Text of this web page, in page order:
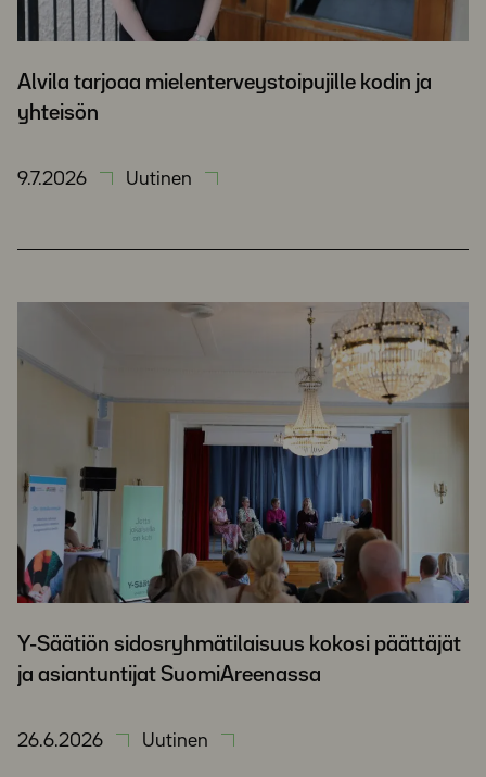
Alvila tarjoaa mielenterveystoipujille kodin ja
yhteisön
9.7.2026 Uutinen
Y-Säätiön sidosryhmätilaisuus kokosi päättäjät
ja asiantuntijat SuomiAreenassa
26.6.2026 Uutinen